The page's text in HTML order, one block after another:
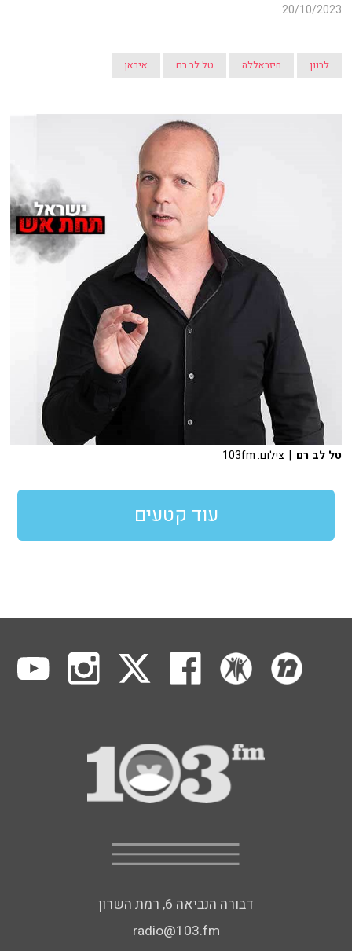
20/10/2023
לבנון חיזבאללה טל לב רם איראן
טל לב רם | צילום: 103fm
עוד קטעים
דבורה הנביאה 6, רמת השרון
radio@103.fm